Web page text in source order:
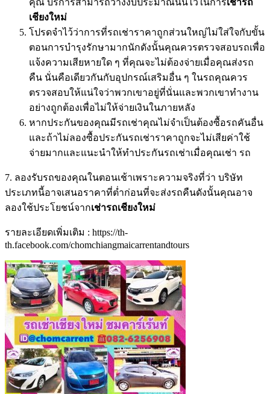
คุณ บริการสามารถวางงบประมาณนั้นไว้ในการเช่ารถ
เชียงใหม่
โปรดจำไว้ว่าการที่รถเช่าราคาถูกส่วนใหญ่ไม่ใส่ใจกับขั้น
ตอนการบำรุงรักษามากนักดังนั้นคุณควรตรวจสอบรถเพื่อ
แจ้งความเสียหายใด ๆ ที่คุณจะไม่ต้องจ่ายเมื่อคุณส่งรถ
คืน นั่นคือเดียวกันกับอุปกรณ์เสริมอื่น ๆ ในรถคุณควร
ตรวจสอบให้แน่ใจว่าพวกเขาอยู่ที่นั่นและพวกเขาทำงาน
อย่างถูกต้องเพื่อไม่ให้จ่ายเงินในภายหลัง
หากประกันของคุณมีรถเช่าคุณไม่จำเป็นต้องซื้อรถคันอื่น
และถ้าไม่ลองซื้อประกันรถเช่าราคาถูกจะไม่เสียค่าใช้
จ่ายมากและแนะนำให้ทำประกันรถเช่าเมื่อคุณเช่า รถ
7. ลองรับรถของคุณในตอนเช้าเพราะความจริงที่ว่า บริษัท
ประเภทนี้อาจเสนอราคาที่ต่ำก่อนที่จะส่งรถคืนดังนั้นคุณอาจ
ลองใช้ประโยชน์จากเช่ารถเชียงใหม่
รายละเอียดเพิ่มเติม : https://th-
th.facebook.com/chomchiangmaicarrentandtours